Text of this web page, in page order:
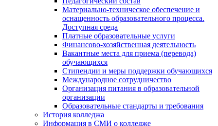
Материально-техническое обеспечение и
оснащенность образовательного процесса.
Доступная среда
Платные образовательные услуги
Финансово-хозяйственная деятельность
Вакантные места для приема (перевода)
обучающихся
Стипендии и меры поддержки обучающихся
Международное сотрудничество
Организация питания в образовательной
организации
Образовательные стандарты и требования
История колледжа
Информация в СМИ о колледже